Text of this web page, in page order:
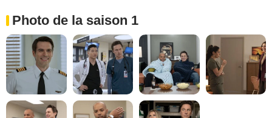
Photo de la saison 1